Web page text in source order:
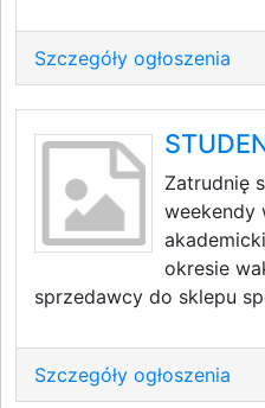
Szczegóły ogłoszenia
Zatrudnię
weekendy
okresie
sprzedawcy do sklepu
Szczegóły ogłoszenia